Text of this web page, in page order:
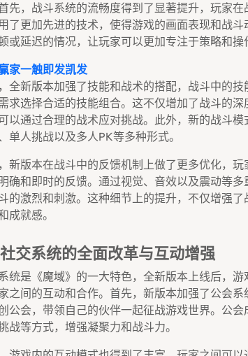
先，战斗系统的流畅度得到了显著提升，玩家
了更加先进的技术，使得游戏的画面表现和战
或延迟的情况，让玩家可以更加专注于策略和操
家一触即发凯发
全新版本加强了技能和战术的搭配，战斗中的
求选择合适的技能组合。这不仅增加了战斗的
以通过合理的战术应对挑战。此外，新的战斗
单人挑战以及多人PK等多种形式。
新版本在战斗中的反馈机制上做了更多优化，
确和即时的反馈。通过视觉、音效以及震动等
的激烈和刺激。这种细节上的提升，不仅增强
成就感。
交系统的全面改革与互动增强
统是《魔域》的一大特色，全新版本上线后，
之间的互动和合作。首先，新版本加强了公会
公会，带领自己的伙伴一起征战游戏世界。公
战等方式，增强凝聚力和战斗力。